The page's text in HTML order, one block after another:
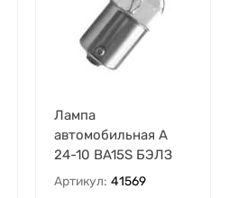
Лампа
автомобильная А
24-10 BA15S БЭЛЗ
Артикул: 41569